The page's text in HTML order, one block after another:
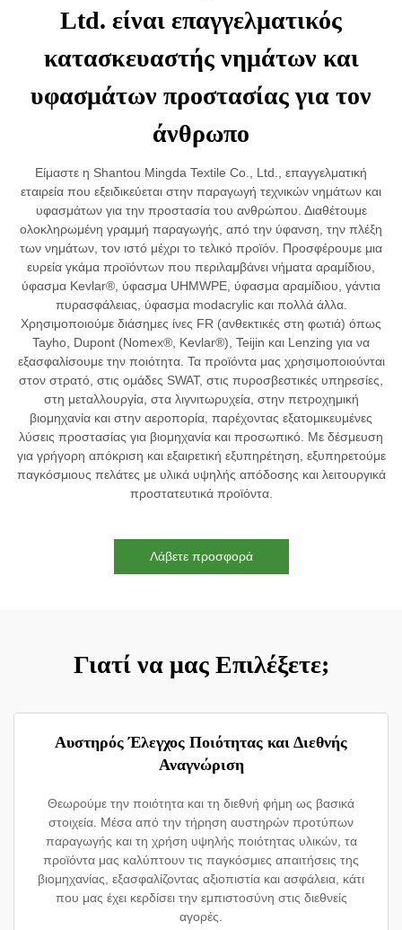
Ltd. είναι επαγγελματικός
κατασκευαστής νημάτων και
υφασμάτων προστασίας για τον
άνθρωπο
Είμαστε η Shantou Mingda Textile Co., Ltd., επαγγελματική
εταιρεία που εξειδικεύεται στην παραγωγή τεχνικών νημάτων και
υφασμάτων για την προστασία του ανθρώπου. Διαθέτουμε
ολοκληρωμένη γραμμή παραγωγής, από την ύφανση, την πλέξη
των νημάτων, τον ιστό μέχρι το τελικό προϊόν. Προσφέρουμε μια
ευρεία γκάμα προϊόντων που περιλαμβάνει νήματα αραμίδιου,
ύφασμα Kevlar®, ύφασμα UHMWPE, ύφασμα αραμίδιου, γάντια
πυρασφάλειας, ύφασμα modacrylic και πολλά άλλα.
Χρησιμοποιούμε διάσημες ίνες FR (ανθεκτικές στη φωτιά) όπως
Tayho, Dupont (Nomex®, Kevlar®), Teijin και Lenzing για να
εξασφαλίσουμε την ποιότητα. Τα προϊόντα μας χρησιμοποιούνται
στον στρατό, στις ομάδες SWAT, στις πυροσβεστικές υπηρεσίες,
στη μεταλλουργία, στα λιγνιτωρυχεία, στην πετροχημική
βιομηχανία και στην αεροπορία, παρέχοντας εξατομικευμένες
λύσεις προστασίας για βιομηχανία και προσωπικό. Με δέσμευση
για γρήγορη απόκριση και εξαιρετική εξυπηρέτηση, εξυπηρετούμε
παγκόσμιους πελάτες με υλικά υψηλής απόδοσης και λειτουργικά
προστατευτικά προϊόντα.
Λάβετε προσφορά
Γιατί να μας Επιλέξετε;
Αυστηρός Έλεγχος Ποιότητας και Διεθνής
Αναγνώριση
Θεωρούμε την ποιότητα και τη διεθνή φήμη ως βασικά
στοιχεία. Μέσα από την τήρηση αυστηρών προτύπων
παραγωγής και τη χρήση υψηλής ποιότητας υλικών, τα
προϊόντα μας καλύπτουν τις παγκόσμιες απαιτήσεις της
βιομηχανίας, εξασφαλίζοντας αξιοπιστία και ασφάλεια, κάτι
που μας έχει κερδίσει την εμπιστοσύνη στις διεθνείς
αγορές.